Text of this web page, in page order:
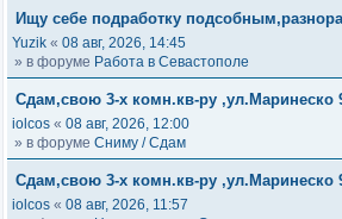
Ищу себе подработку
Yuzik « 08 авг, 2026, 14:45
» в форуме Работа в Севастополе
Сдам,свою 3-х комн.кв-ру ,ул.Маринеско
iolcos « 08 авг, 2026, 12:00
» в форуме Сниму / Сдам
Сдам,свою 3-х комн.кв-ру ,ул.Маринеско
iolcos « 08 авг, 2026, 11:57